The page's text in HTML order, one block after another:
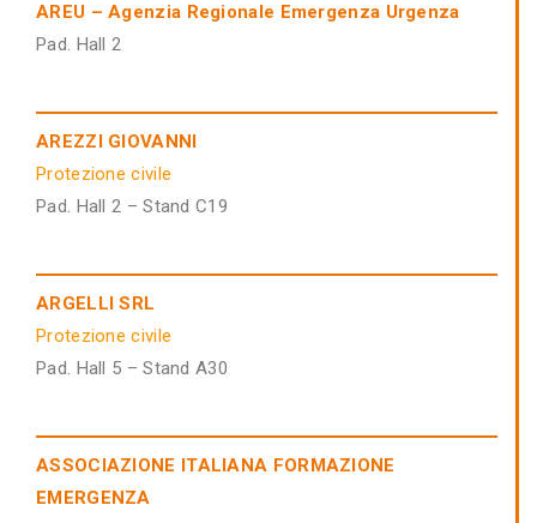
AREU – Agenzia Regionale Emergenza Urgenza
Pad. Hall 2
AREZZI GIOVANNI
Protezione civile
Pad. Hall 2 – Stand C19
ARGELLI SRL
Protezione civile
Pad. Hall 5 – Stand A30
ASSOCIAZIONE ITALIANA FORMAZIONE
EMERGENZA